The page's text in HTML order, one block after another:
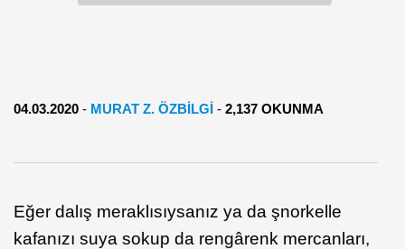
04.03.2020 - MURAT Z. ÖZBİLGİ - 2,137 OKUNMA
Eğer dalış meraklısıysanız ya da şnorkelle
kafanızı suya sokup da rengârenk mercanları,